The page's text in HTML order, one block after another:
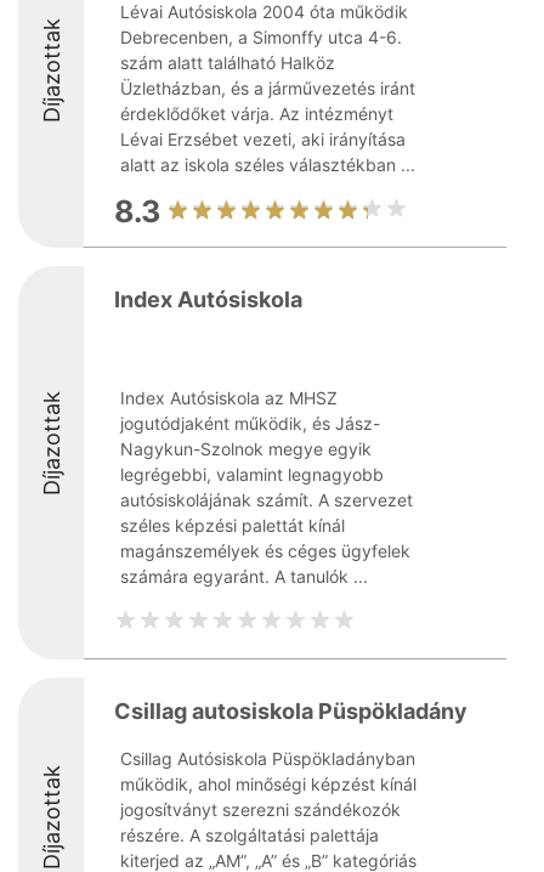
Díjazottak
Lévai Autósiskola 2004 óta működik
Debrecenben, a Simonffy utca 4-6.
szám alatt található Halköz
Üzletházban, és a járművezetés iránt
érdeklődőket várja. Az intézményt
Lévai Erzsébet vezeti, aki irányítása
alatt az iskola széles választékban ...
8.3
Díjazottak
Index Autósiskola
Index Autósiskola az MHSZ
jogutódjaként működik, és Jász-
Nagykun-Szolnok megye egyik
legrégebbi, valamint legnagyobb
autósiskolájának számít. A szervezet
széles képzési palettát kínál
magánszemélyek és céges ügyfelek
számára egyaránt. A tanulók ...
Díjazottak
Csillag autosiskola Püspökladány
Csillag Autósiskola Püspökladányban
működik, ahol minőségi képzést kínál
jogosítványt szerezni szándékozók
részére. A szolgáltatási palettája
kiterjed az „AM”, „A” és „B” kategóriás